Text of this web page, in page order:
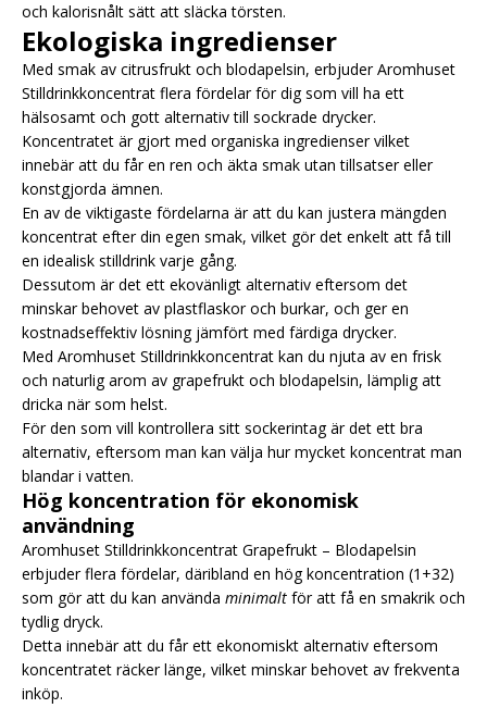
och kalorisnålt sätt att släcka törsten.
Ekologiska ingredienser
Med smak av citrusfrukt och blodapelsin, erbjuder Aromhuset
Stilldrinkkoncentrat flera fördelar för dig som vill ha ett
hälsosamt och gott alternativ till sockrade drycker.
Koncentratet är gjort med organiska ingredienser vilket
innebär att du får en ren och äkta smak utan tillsatser eller
konstgjorda ämnen.
En av de viktigaste fördelarna är att du kan justera mängden
koncentrat efter din egen smak, vilket gör det enkelt att få till
en idealisk stilldrink varje gång.
Dessutom är det ett ekovänligt alternativ eftersom det
minskar behovet av plastflaskor och burkar, och ger en
kostnadseffektiv lösning jämfört med färdiga drycker.
Med Aromhuset Stilldrinkkoncentrat kan du njuta av en frisk
och naturlig arom av grapefrukt och blodapelsin, lämplig att
dricka när som helst.
För den som vill kontrollera sitt sockerintag är det ett bra
alternativ, eftersom man kan välja hur mycket koncentrat man
blandar i vatten.
Hög koncentration för ekonomisk
användning
Aromhuset Stilldrinkkoncentrat Grapefrukt – Blodapelsin
erbjuder flera fördelar, däribland en hög koncentration (1+32)
som gör att du kan använda minimalt för att få en smakrik och
tydlig dryck.
Detta innebär att du får ett ekonomiskt alternativ eftersom
koncentratet räcker länge, vilket minskar behovet av frekventa
inköp.